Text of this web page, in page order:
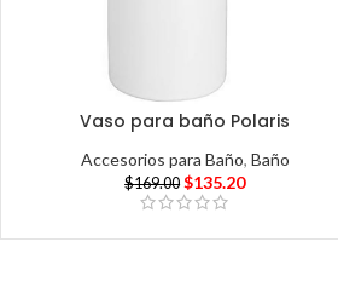
Vaso para baño Polaris
Accesorios para Baño, Baño
$169.00 $135.20